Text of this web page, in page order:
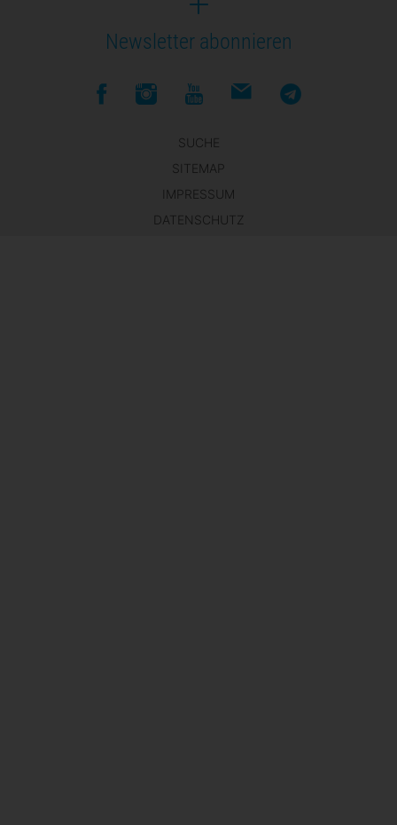
Newsletter abonnieren
SUCHE
SITEMAP
IMPRESSUM
DATENSCHUTZ